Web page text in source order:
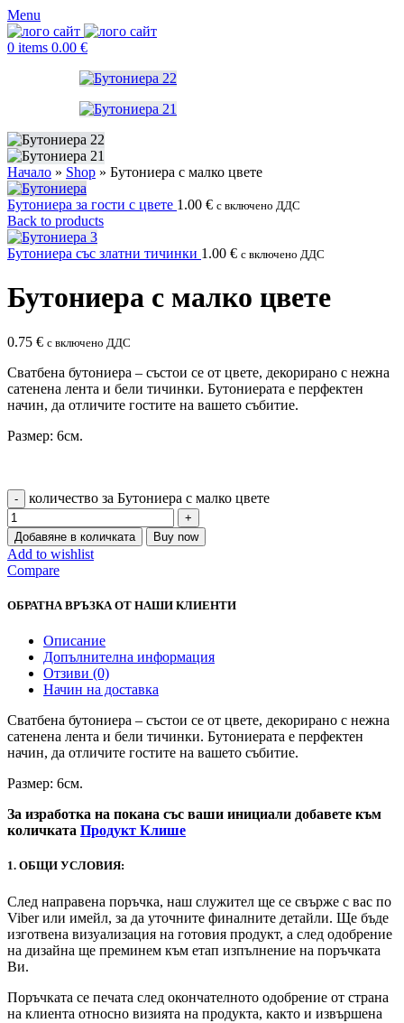
Menu
0 items 0.00 €
Начало » Shop » Бутониера с малко цвете
Бутониера за гости с цвете 1.00 € с включено ДДС
Back to products
Бутониера със златни тичинки 1.00 € с включено ДДС
Бутониера с малко цвете
0.75 € с включено ДДС
Сватбена бутониера – състои се от цвете, декорирано с нежна
сатенена лента и бели тичинки. Бутониерата е перфектен
начин, да отличите гостите на вашето събитие.
Размер: 6см.
количество за Бутониера с малко цвете
Добавяне в количката Buy now
Add to wishlist
Compare
ОБРАТНА ВРЪЗКА ОТ НАШИ КЛИЕНТИ
Описание
Допълнителна информация
Отзиви (0)
Начин на доставка
Сватбена бутониера – състои се от цвете, декорирано с нежна
сатенена лента и бели тичинки. Бутониерата е перфектен
начин, да отличите гостите на вашето събитие.
Размер: 6см.
За изработка на покана със ваши инициали добавете към
количката Продукт Клише
1. ОБЩИ УСЛОВИЯ:
След направена поръчка, наш служител ще се свърже с вас по
Viber или имейл, за да уточните финалните детайли. Ще бъде
изготвена визуализация на готовия продукт, а след одобрение
на дизайна ще преминем към етап изпълнение на поръчката
Ви.
Поръчката се печата след окончателното одобрение от страна
на клиента относно визията на продукта, както и извършена